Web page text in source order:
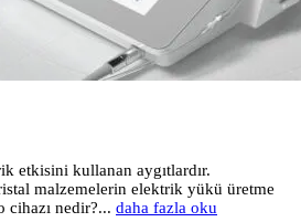
etkisini kullanan aygıtlardır.
malzemelerin elektrik yükü üretme
cihazı nedir?... daha fazla oku